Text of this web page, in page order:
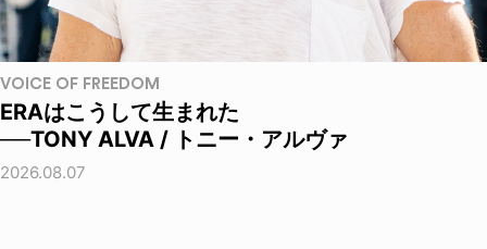
VOICE OF FREEDOM
ERAはこうして生まれた
──TONY ALVA / トニー・アルヴァ
2026.08.07